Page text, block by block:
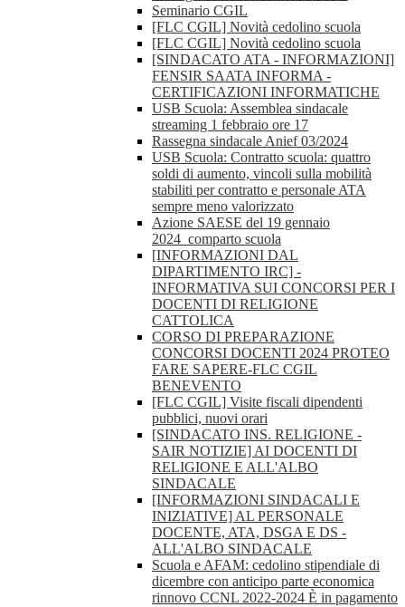
Seminario CGIL
[FLC CGIL] Novità cedolino scuola
[FLC CGIL] Novità cedolino scuola
[SINDACATO ATA - INFORMAZIONI]
FENSIR SAATA INFORMA -
CERTIFICAZIONI INFORMATICHE
USB Scuola: Assemblea sindacale
streaming 1 febbraio ore 17
Rassegna sindacale Anief 03/2024
USB Scuola: Contratto scuola: quattro
soldi di aumento, vincoli sulla mobilità
stabiliti per contratto e personale ATA
sempre meno valorizzato
Azione SAESE del 19 gennaio
2024_comparto scuola
[INFORMAZIONI DAL
DIPARTIMENTO IRC] -
INFORMATIVA SUI CONCORSI PER I
DOCENTI DI RELIGIONE
CATTOLICA
CORSO DI PREPARAZIONE
CONCORSI DOCENTI 2024 PROTEO
FARE SAPERE-FLC CGIL
BENEVENTO
[FLC CGIL] Visite fiscali dipendenti
pubblici, nuovi orari
[SINDACATO INS. RELIGIONE -
SAIR NOTIZIE] AI DOCENTI DI
RELIGIONE E ALL'ALBO
SINDACALE
[INFORMAZIONI SINDACALI E
INIZIATIVE] AL PERSONALE
DOCENTE, ATA, DSGA E DS -
ALL'ALBO SINDACALE
Scuola e AFAM: cedolino stipendiale di
dicembre con anticipo parte economica
rinnovo CCNL 2022-2024 È in pagamento